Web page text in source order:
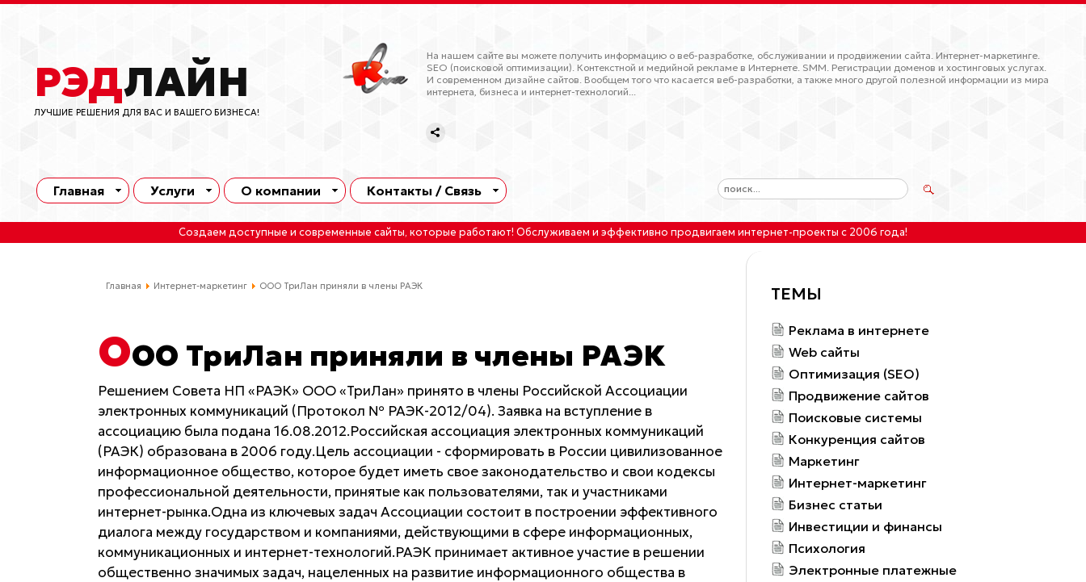
РЭДЛАЙН
ЛУЧШИЕ РЕШЕНИЯ ДЛЯ ВАС И ВАШЕГО БИЗНЕСА!
На нашем сайте вы можете получить информацию о веб-разработке, обслуживании и продвижении сайта. Интернет-маркетинге.
SEO (поисковой оптимизации). Контекстной и медийной рекламе в Интернете. SMM. Регистрации доменов и хостинговых услугах.
И современном дизайне сайтов. Вообщем того что касается веб-разработки, а также много другой полезной информации из мира
интернета, бизнеса и интернет-технологий...
Главная Услуги О компании Контакты / Связь
Создаем доступные и современные сайты, которые работают! Обслуживаем и эффективно продвигаем интернет-проекты с 2006 года!
Главная Интернет-маркетинг ООО ТриЛан приняли в члены РАЭК
ООО ТриЛан приняли в члены РАЭК
Решением Совета НП «РАЭК» ООО «ТриЛан» принято в члены Российской Ассоциации
электронных коммуникаций (Протокол № РАЭК-2012/04). Заявка на вступление в
ассоциацию была подана 16.08.2012.Российская ассоциация электронных коммуникаций
(РАЭК) образована в 2006 году.Цель ассоциации - сформировать в России цивилизованное
информационное общество, которое будет иметь свое законодательство и свои кодексы
профессиональной деятельности, принятые как пользователями, так и участниками
интернет-рынка.Одна из ключевых задач Ассоциации состоит в построении эффективного
диалога между государством и компаниями, действующими в сфере информационных,
коммуникационных и интернет-технологий.РАЭК принимает активное участие в решении
общественно значимых задач, нацеленных на развитие информационного общества в
ТЕМЫ
Реклама в интернете
Web сайты
Оптимизация (SEO)
Продвижение сайтов
Поисковые системы
Конкуренция сайтов
Маркетинг
Интернет-маркетинг
Бизнес статьи
Инвестиции и финансы
Психология
Электронные платежные